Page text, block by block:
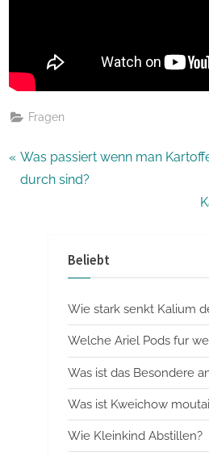
Fragen
Beitragsnavigation
P
r
Was passiert wenn man
durch sind?
N
o
s
t
:
Beliebt
Wie stark senkt Kalium
Welche Ariel Pods fur
Was ist das Besondere
Was ist Kweichow
Wie Kleinkind Abstillen?